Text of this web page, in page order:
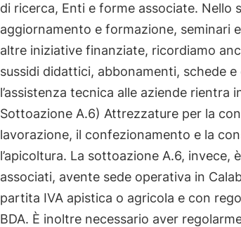
di ricerca, Enti e forme associate. Nello
aggiornamento e formazione, seminari
altre iniziative finanziate, ricordiamo
sussidi didattici, abbonamenti, schede
l’assistenza tecnica alle aziende rientra
Sottoazione A.6) Attrezzature per la
lavorazione, il confezionamento e la
l’apicoltura. La sottoazione A.6, invece,
associati, avente sede operativa in
partita IVA apistica o agricola e con
BDA. È inoltre necessario aver